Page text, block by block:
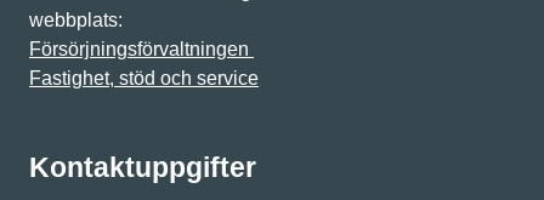
webbplats:
Försörjningsförvaltningen
Fastighet, stöd och service
Kontaktuppgifter